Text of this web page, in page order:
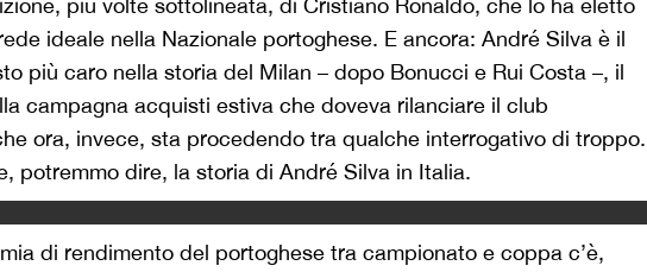
più volte sottolineata, di Cristiano Ronaldo, che lo ha eletto
ideale nella Nazionale portoghese. E ancora: André Silva è il
più caro nella storia del Milan – dopo Bonucci e Rui Costa –, il
campagna acquisti estiva che doveva rilanciare il club
ora, invece, sta procedendo tra qualche interrogativo di troppo.
potremmo dire, la storia di André Silva in Italia.
di rendimento del portoghese tra campionato e coppa c’è,